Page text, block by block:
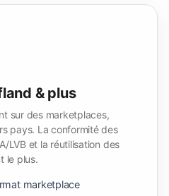
& plus
sur des marketplaces,
pays. La conformité des
LVB et la réutilisation des
le plus.
marketplace